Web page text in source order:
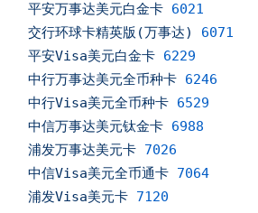
平安万事达美元白金卡 6021
交行环球卡精英版(万事达)
6071
平安Visa美元白金卡 6229
中行万事达美元全币种卡 6246
中行Visa美元全币种卡 6529
中信万事达美元钛金卡 6988
浦发万事达美元卡 7026
中信Visa美元全币通卡 7064
浦发Visa美元卡 7120